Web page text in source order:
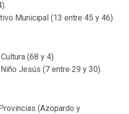
Municipal (13 entre 45 y 46).
(68 y 4).
Jesús (7 entre 29 y 30).
(Azopardo y